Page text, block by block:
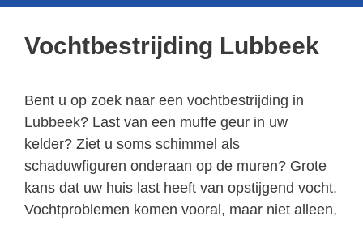
Vochtbestrijding Lubbeek
Bent u op zoek naar een vochtbestrijding in
Lubbeek? Last van een muffe geur in uw
kelder? Ziet u soms schimmel als
schaduwfiguren onderaan op de muren? Grote
kans dat uw huis last heeft van opstijgend vocht.
Vochtproblemen komen vooral, maar niet alleen,